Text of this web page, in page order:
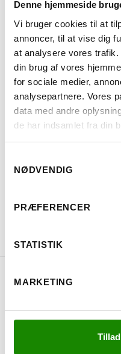
Denne hjemmeside
Vi bruger cookies til at
annoncer, til at vise dig
at analysere vores
din brug af vores
for sociale medier,
analysepartnere. Vores
data med andre
de har indsamlet fra din
NØDVENDIG
PRÆFERENCER
STATISTIK
MARKETING
NCS S0502-Y
NCS
MERE
MODULSTØRRELSER